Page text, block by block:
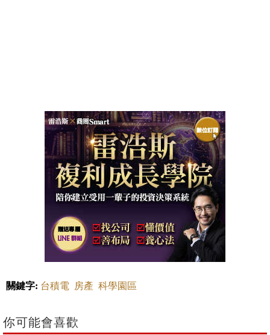
關鍵字: 台積電 房產 科學園區
你可能會喜歡